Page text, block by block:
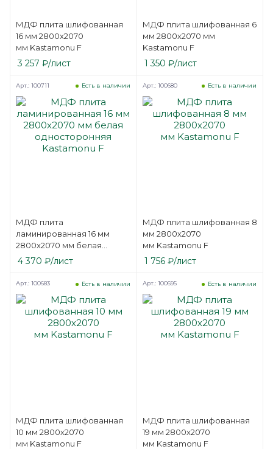
МДФ плита шлифованная
16 мм 2800х2070
мм Kastamonu F
3 257 ₽/лист
МДФ плита шлифованная 6
мм 2800х2070 мм
Kastamonu F
1 350 ₽/лист
МДФ плита
ламинированная 16 мм
2800х2070 мм белая
односторонняя
Kastamonu F
Есть в наличии
Арт.: 100711
4 370 ₽/лист
МДФ плита шлифованная 8
мм 2800х2070
мм Kastamonu F
Есть в наличии
Арт.: 100680
1 756₽/лист
МДФ плита шлифованная
10 мм 2800х2070
мм Kastamonu F
Есть в наличии
Арт.: 100683
МДФ плита шлифованная
19 мм 2800х2070
мм Kastamonu F
Есть в наличии
Арт.: 100695